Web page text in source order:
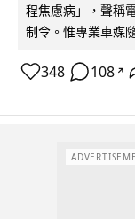
程焦慮病」，聲稱
制令。惟專業車媒
348 108 ↗